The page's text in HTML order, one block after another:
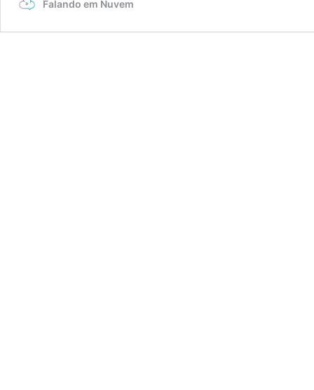
Falando em Nuvem